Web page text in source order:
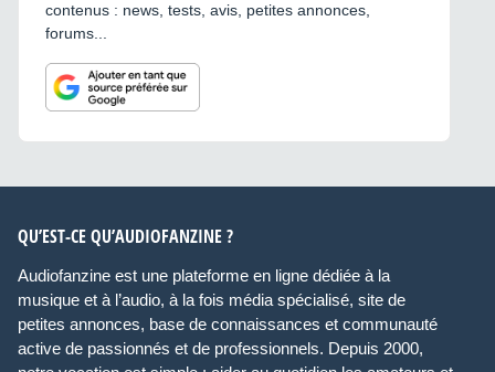
contenus : news, tests, avis, petites annonces,
forums...
QU’EST-CE QU’AUDIOFANZINE ?
Audiofanzine est une plateforme en ligne dédiée à la
musique et à l’audio, à la fois média spécialisé, site de
petites annonces, base de connaissances et communauté
active de passionnés et de professionnels. Depuis 2000,